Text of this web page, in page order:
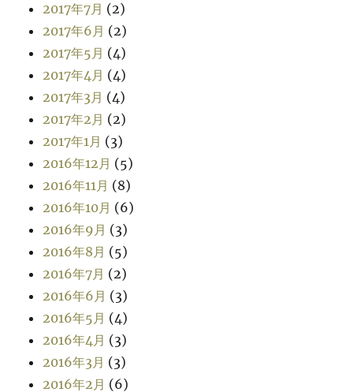
2017年7月 (2)
2017年6月 (2)
2017年5月 (4)
2017年4月 (4)
2017年3月 (4)
2017年2月 (2)
2017年1月 (3)
2016年12月 (5)
2016年11月 (8)
2016年10月 (6)
2016年9月 (3)
2016年8月 (5)
2016年7月 (2)
2016年6月 (3)
2016年5月 (4)
2016年4月 (3)
2016年3月 (3)
2016年2月 (6)